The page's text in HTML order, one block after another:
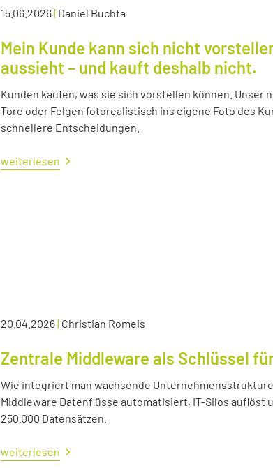
15.06.2026| Daniel Buchta
Mein Kunde kann sich nicht
aussieht – und kauft deshalb nicht.
Kunden kaufen, was sie sich vorstellen können.
Tore oder Felgen fotorealistisch ins eigene Foto des
schnellere Entscheidungen.
weiterlesen
20.04.2026| Christian Romeis
Zentrale Middleware als Schlüssel
Wie integriert man wachsende
Middleware Datenflüsse automatisiert, IT-Silos auflöst
250.000 Datensätzen.
weiterlesen